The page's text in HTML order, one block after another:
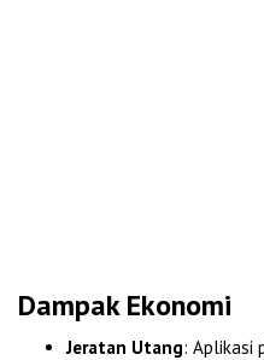
Dampak Ekonomi
Jeratan Utang: Aplikasi